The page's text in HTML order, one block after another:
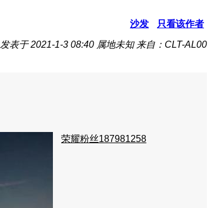
沙发 只看该作者
发表于 2021-1-3 08:40 属地未知 来自：CLT-AL00
荣耀粉丝187981258